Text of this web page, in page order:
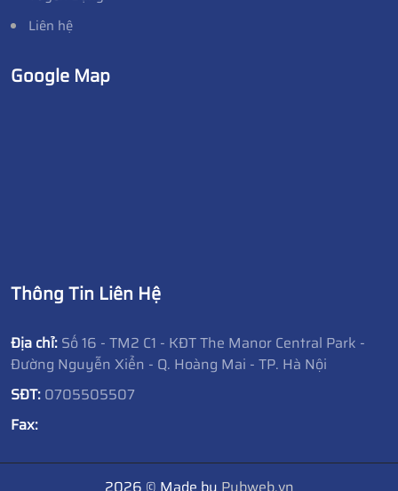
Liên hệ
Google Map
Thông Tin Liên Hệ
Địa chỉ: Số 16 - TM2 C1 - KĐT The Manor Central Park -
Đường Nguyễn Xiển - Q. Hoàng Mai - TP. Hà Nội
SĐT: 0705505507
Fax: